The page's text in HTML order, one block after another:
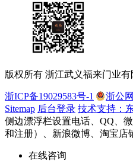
版权所有 浙江武义福来门业有
浙ICP备19029583号-1
浙公
Sitemap 后台登录 技术支持：
侧边漂浮栏设置电话、QQ、
和注册）、新浪微博、淘宝店
在线咨询